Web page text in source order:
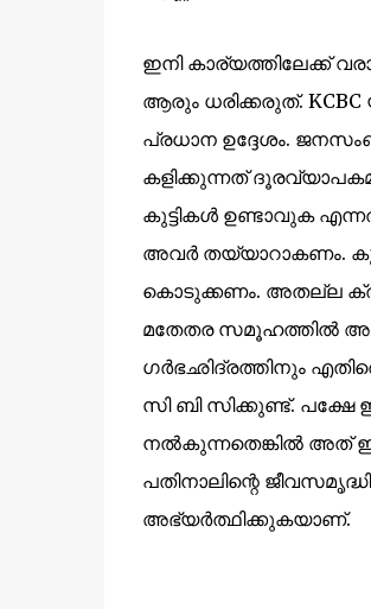
ഇനി കാര്യത്തിലേക്ക്
ആരും ധരിക്കരുത്. KCBC
പ്രധാന ഉദ്ദേശം.
കളിക്കുന്നത്
കുട്ടികള്‍ ഉണ്ടാവുക
അവര്‍ തയ്യാറാകണം.
കൊടുക്കണം. അതല്ല
മതേതര സമൂഹത്തില്‍
ഗര്‍ഭഛിദ്രത്തിനും
സി ബി സിക്കുണ്ട്. പക്ഷേ
നല്‍കുന്നതെങ്കില്‍ അത്
പതിനാലിന്റെ
അഭ്യര്‍ത്ഥിക്കുകയാണ്.